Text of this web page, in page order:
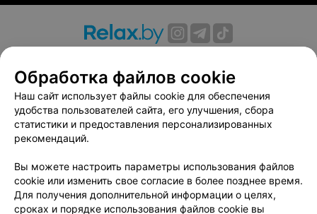
Вакансии
Публичный договор
Способы оплаты
Публичный договор по использованию сервиса
«Афиша»
Пользовательское соглашение
Связаться по вопросам сотрудничества
Написать руководителю relax.by
Персональные настройки cookie
Обработка файлов cookie
Наш сайт использует файлы cookie для обеспечения
удобства пользователей сайта, его улучшения, сбора
статистики и предоставления персонализированных
рекомендаций.
Вы можете настроить параметры использования файлов
cookie или изменить свое согласие в более позднее время.
Для получения дополнительной информации о целях,
сроках и порядке использования файлов cookie вы